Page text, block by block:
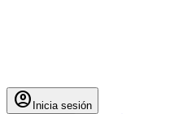
account_circle Inicia sesión